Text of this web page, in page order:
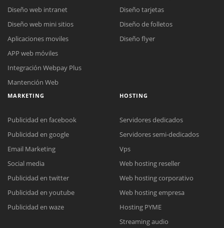
Reunión online
Meet para la reunión online.
Cotización
Chat Online
Todos nuestros ejecutivos están fuera de línea. Complete el formulario
Diseño web intranet
Diseño web mini sitios
Aplicaciones moviles
APP web móviles
Integración Webpay Plus
Mantención Web
Diseño tarjetas
Diseño de folletos
Diseño flyer
MARKETING
Publicidad en facebook
Publicidad en google
Email Marketing
Social media
Publicidad en twitter
Publicidad en youtube
Publicidad en waze
HOSTING
Servidores dedicados
Servidores semi-dedicados
Vps
Web hosting reseller
Web hosting corporativo
Web hosting empresa
Hosting PYME
Streaming audio